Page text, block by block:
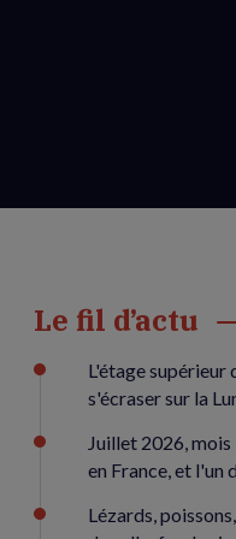
Le fil d’actu
L'étage supérieur
s'écraser sur la
Juillet 2026,
en France, et l'un
Lézards,